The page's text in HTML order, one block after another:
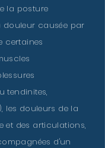
la posture
douleur causée par
certaines
tendinites,
les douleurs de la
et des articulations,
d'un